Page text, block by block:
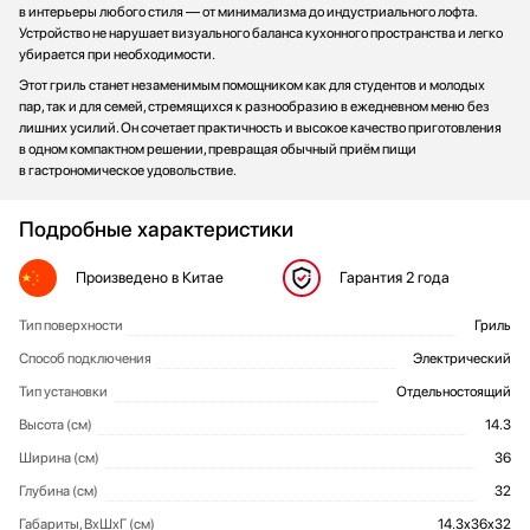
в интерьеры любого стиля — от минимализма до индустриального лофта.
Устройство не нарушает визуального баланса кухонного пространства и легко
убирается при необходимости.
Этот гриль станет незаменимым помощником как для студентов и молодых
пар, так и для семей, стремящихся к разнообразию в ежедневном меню без
лишних усилий. Он сочетает практичность и высокое качество приготовления
в одном компактном решении, превращая обычный приём пищи
в гастрономическое удовольствие.
Подробные характеристики
Произведено в Китае Гарантия 2 года
Общие характеристики
Тип поверхности
Гриль
Способ подключения
Электрический
Тип установки
Отдельностоящий
Высота (см)
14.3
Ширина (см)
36
Глубина (см)
32
Габариты, ВхШхГ (см)
14.3x36x32